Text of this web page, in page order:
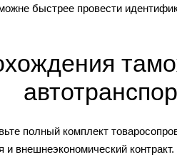
быстрее провести
полный комплект
и внешнеэкономический